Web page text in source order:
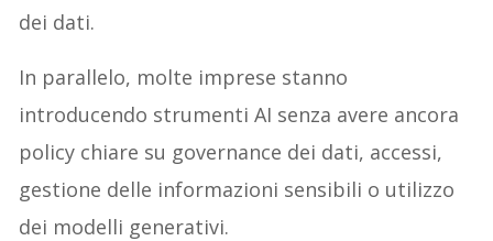
dei dati.
In parallelo, molte imprese stanno
introducendo strumenti AI senza avere ancora
policy chiare su governance dei dati, accessi,
gestione delle informazioni sensibili o utilizzo
dei modelli generativi.